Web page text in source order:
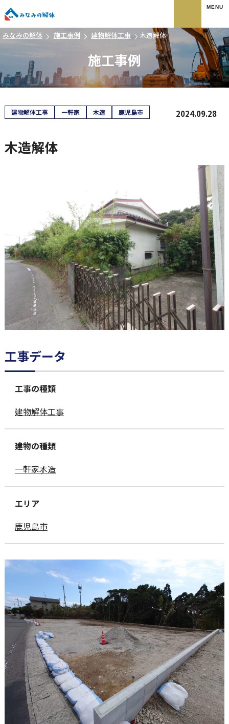
みなみの解体 施工事例 建物解体工事 木造解体
施工事例
建物解体工事 一軒家 木造 鹿児島市 2024.09.28
木造解体
工事データ
工事の種類
建物解体工事
建物の種類
一軒家木造
エリア
鹿児島市